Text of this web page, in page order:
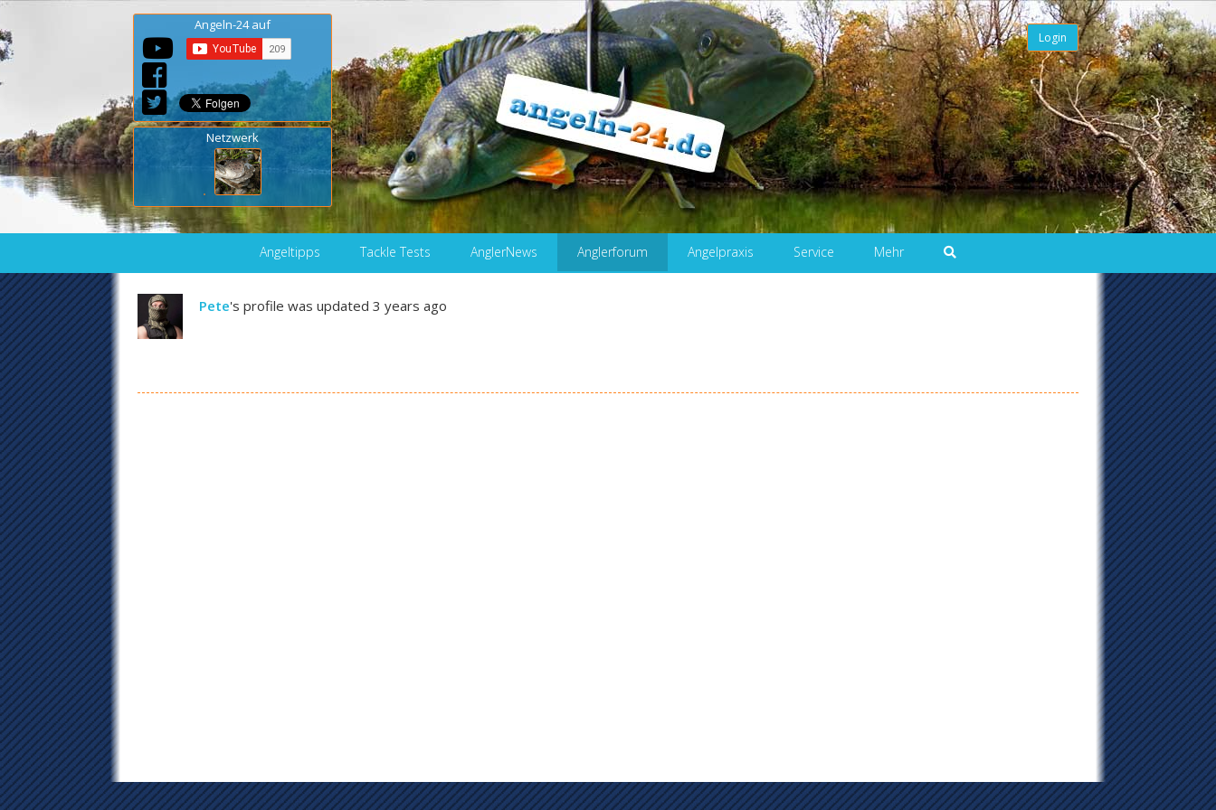
Login
Angeln-24 auf
Netzwerk
Angeltipps Tackle Tests AnglerNews Anglerforum Angelpraxis Service Mehr
Pete's profile was updated 3 years ago